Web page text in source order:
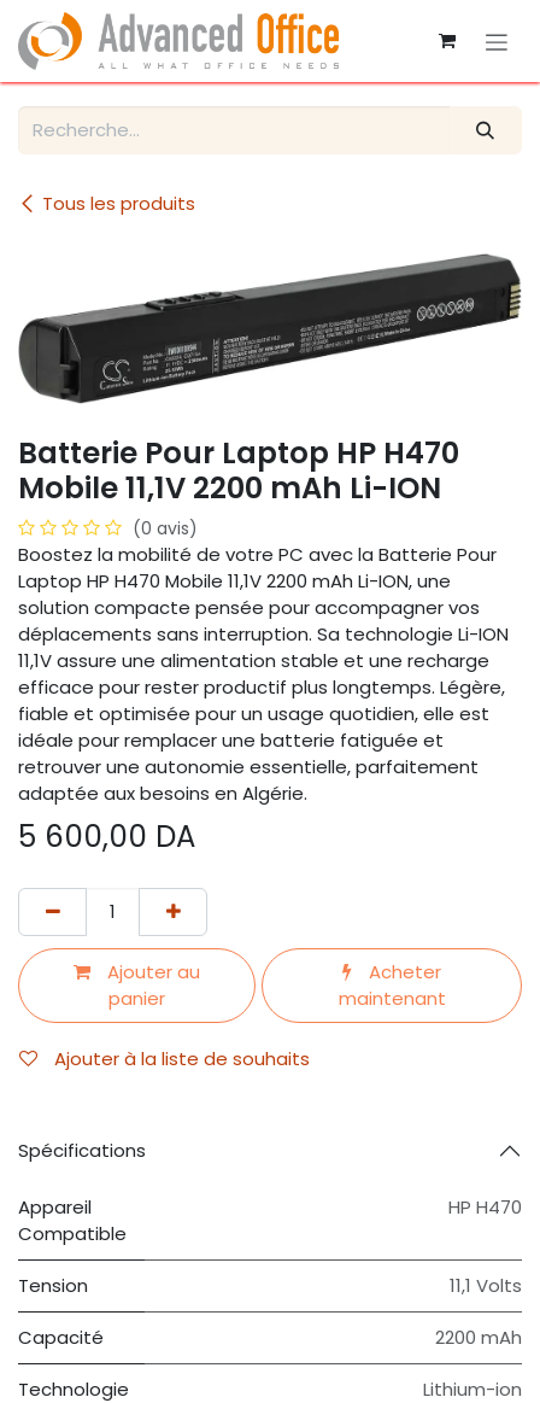
Se rendre au contenu
Tous les produits
Batterie Pour Laptop HP H470
Mobile 11,1V 2200 mAh Li-ION
(0 avis)
Boostez la mobilité de votre PC avec la Batterie Pour
Laptop HP H470 Mobile 11,1V 2200 mAh Li-ION, une
solution compacte pensée pour accompagner vos
déplacements sans interruption. Sa technologie Li-ION
11,1V assure une alimentation stable et une recharge
efficace pour rester productif plus longtemps. Légère,
fiable et optimisée pour un usage quotidien, elle est
idéale pour remplacer une batterie fatiguée et
retrouver une autonomie essentielle, parfaitement
adaptée aux besoins en Algérie.
5 600,00 DA
Ajouter au
panier
Acheter
maintenant
Ajouter à la liste de souhaits
Spécifications
Appareil
Compatible
HP H470
Tension 11,1 Volts
Capacité 2200 mAh
Technologie Lithium-ion